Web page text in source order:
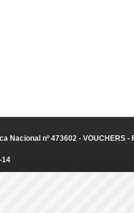
Nacional nº 473602 - VOUCHERS
14